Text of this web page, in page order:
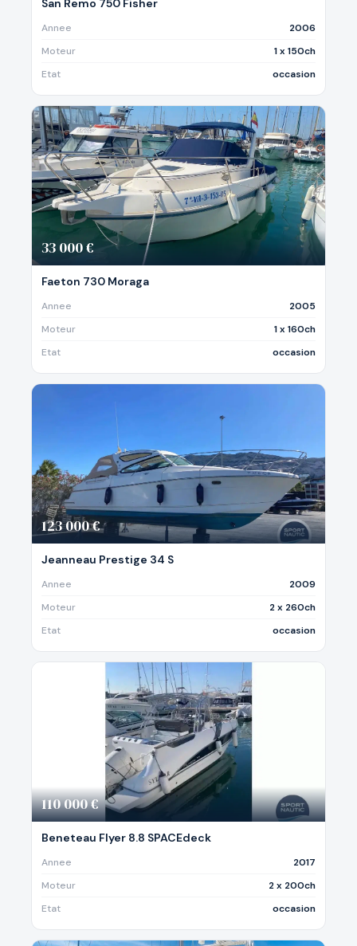
San Remo 750 Fisher
Annee
2006
Moteur
1 x 150ch
Etat
occasion
33 000 €
Faeton 730 Moraga
Annee
2005
Moteur
1 x 160ch
Etat
occasion
123 000 €
Jeanneau Prestige 34 S
Annee
2009
Moteur
2 x 260ch
Etat
occasion
110 000 €
Beneteau Flyer 8.8 SPACEdeck
Annee
2017
Moteur
2 x 200ch
Etat
occasion